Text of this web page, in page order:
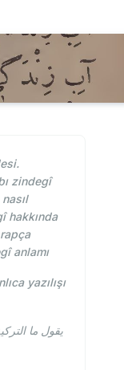
zindegî
hakkında
anlamı